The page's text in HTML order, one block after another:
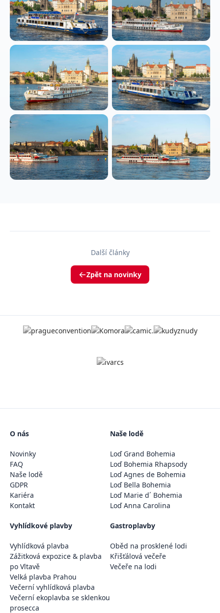
Další články
Zpět na novinky
O nás
Novinky
FAQ
Naše lodě
GDPR
Kariéra
Kontakt
Naše lodě
Loď Grand Bohemia
Loď Bohemia Rhapsody
Loď Agnes de Bohemia
Loď Bella Bohemia
Loď Marie d´ Bohemia
Loď Anna Carolina
Vyhlídkové plavby
Vyhlídková plavba
Zážitková expozice & plavba
po Vltavě
Velká plavba Prahou
Večerní vyhlídková plavba
Večerní ekoplavba se sklenkou
prosecca
Gastroplavby
Oběd na prosklené lodi
Křišťálová večeře
Večeře na lodi